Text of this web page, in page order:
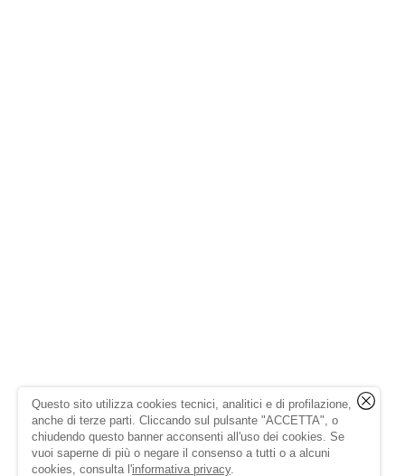
Questo sito utilizza cookies tecnici, analitici e di profilazione,
anche di terze parti. Cliccando sul pulsante "ACCETTA", o
chiudendo questo banner acconsenti all'uso dei cookies. Se
vuoi saperne di più o negare il consenso a tutti o a alcuni
cookies, consulta l'informativa privacy.